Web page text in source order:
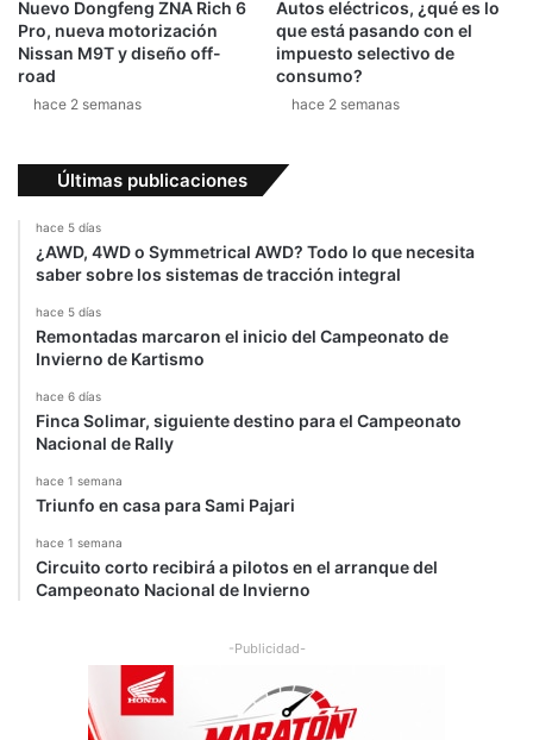
Nuevo Dongfeng ZNA Rich 6
Pro, nueva motorización
Nissan M9T y diseño off-
road
hace 2 semanas
Autos eléctricos, ¿qué es lo
que está pasando con el
impuesto selectivo de
consumo?
hace 2 semanas
Últimas publicaciones
hace 5 días
¿AWD, 4WD o Symmetrical AWD? Todo lo que necesita
saber sobre los sistemas de tracción integral
hace 5 días
Remontadas marcaron el inicio del Campeonato de
Invierno de Kartismo
hace 6 días
Finca Solimar, siguiente destino para el Campeonato
Nacional de Rally
hace 1 semana
Triunfo en casa para Sami Pajari
hace 1 semana
Circuito corto recibirá a pilotos en el arranque del
Campeonato Nacional de Invierno
-Publicidad-